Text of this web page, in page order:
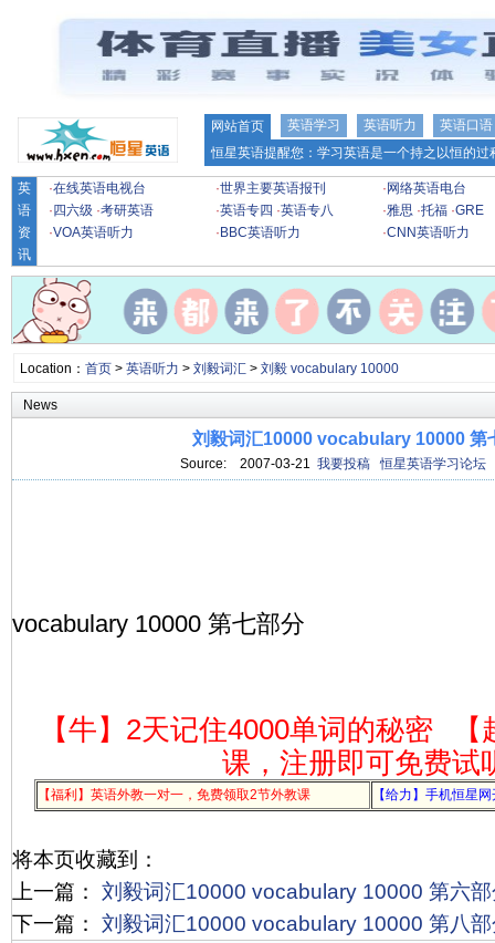
网站首页 英语学习 英语听力
英语口语
恒星英语提醒您：学习英语是一个持之以恒的
英
语
资
讯
·在线英语电视台 ·世界主要英语报刊 · 网络英语电台
· 四六级 ·考研英语 ·英语专四 ·英语专八 ·雅思 ·托福 ·GRE
·VOA英语听力 · BBC英语听力 ·CNN英语听力
Location： 首页> 英语听力 > 刘毅词汇> 刘毅 vocabulary 10000
News
刘毅词汇10000 vocabulary 10000 第
Source: 2007-03-21 我要投稿 恒星英语学习论坛
vocabulary 10000 第七部分
【牛】2天记住4000单词的秘密
课，注册即可免费试
【福利】英语外教一对一，免费领取2节外教课 【给力】手机恒星
将本页收藏到：
上一篇：
刘毅词汇10000 vocabulary 10000 第六
下一篇：
刘毅词汇10000 vocabulary 10000 第八